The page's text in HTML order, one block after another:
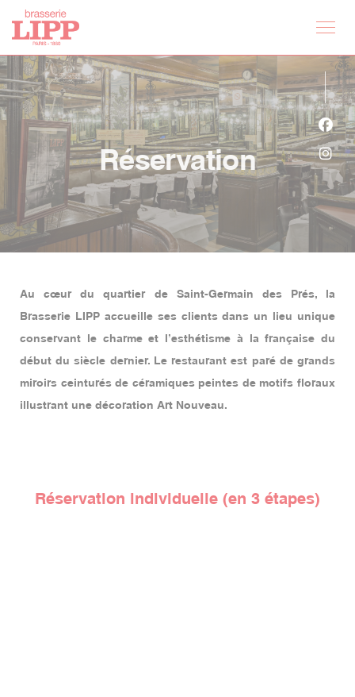
Personnalisation de vos choix en matière de cookies
Réservation
Au cœur du quartier de Saint-Germain des Prés, la
Brasserie LIPP accueille ses clients dans un lieu unique
conservant le charme et l’esthétisme à la française du
début du siècle dernier. Le restaurant est paré de grands
miroirs ceinturés de céramiques peintes de motifs floraux
illustrant une décoration Art Nouveau.
Réservation individuelle (en 3 étapes)